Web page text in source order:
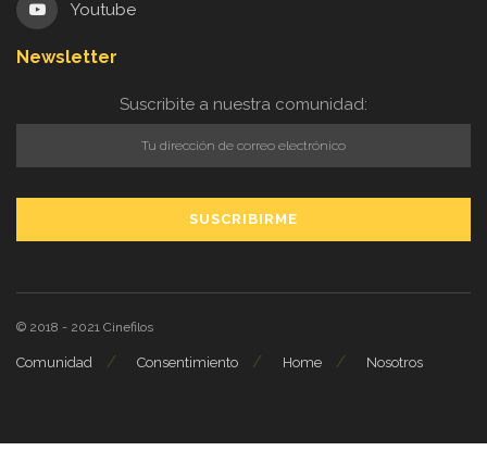
Youtube
Newsletter
Suscribite a nuestra comunidad:
© 2018 - 2021 Cinefilos
Comunidad Consentimiento Home Nosotros